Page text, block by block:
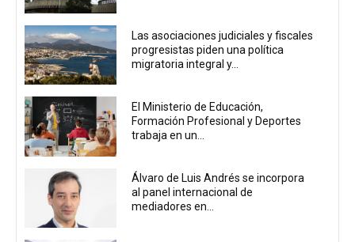
Las asociaciones judiciales y fiscales
progresistas piden una política
migratoria integral y...
El Ministerio de Educación,
Formación Profesional y Deportes
trabaja en un...
Álvaro de Luis Andrés se incorpora
al panel internacional de
mediadores en...